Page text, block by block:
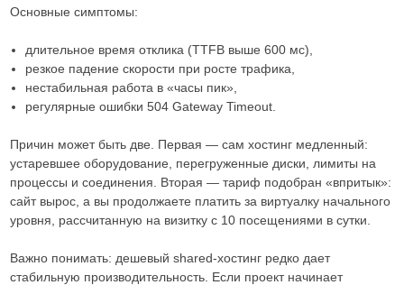
Основные симптомы:
длительное время отклика (TTFB выше 600 мс),
резкое падение скорости при росте трафика,
нестабильная работа в «часы пик»,
регулярные ошибки 504 Gateway Timeout.
Причин может быть две. Первая — сам хостинг медленный:
устаревшее оборудование, перегруженные диски, лимиты на
процессы и соединения. Вторая — тариф подобран «впритык»:
сайт вырос, а вы продолжаете платить за виртуалку начального
уровня, рассчитанную на визитку с 10 посещениями в сутки.
Важно понимать: дешевый shared-хостинг редко дает
стабильную производительность. Если проект начинает